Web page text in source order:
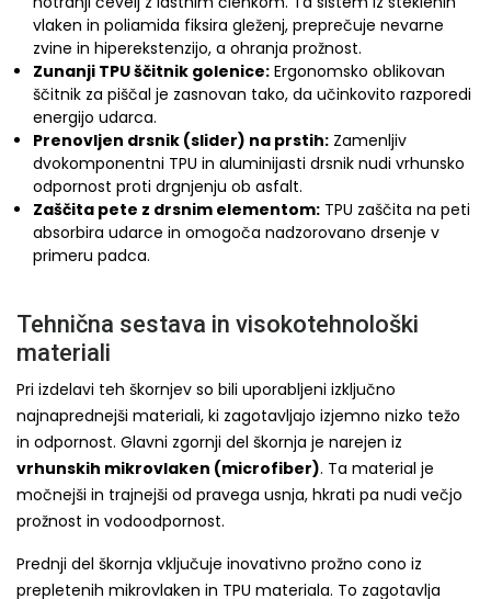
vlaken in poliamida fiksira gleženj, preprečuje nevarne
zvine in hiperekstenzijo, a ohranja prožnost.
Zunanji TPU ščitnik golenice: Ergonomsko oblikovan
ščitnik za piščal je zasnovan tako, da učinkovito razporedi
energijo udarca.
Prenovljen drsnik (slider) na prstih: Zamenljiv
dvokomponentni TPU in aluminijasti drsnik nudi vrhunsko
odpornost proti drgnjenju ob asfalt.
Zaščita pete z drsnim elementom: TPU zaščita na peti
absorbira udarce in omogoča nadzorovano drsenje v
primeru padca.
Tehnična sestava in visokotehnološki
materiali
Pri izdelavi teh škornjev so bili uporabljeni izključno
najnaprednejši materiali, ki zagotavljajo izjemno nizko težo
in odpornost. Glavni zgornji del škornja je narejen iz
vrhunskih mikrovlaken (microfiber). Ta material je
močnejši in trajnejši od pravega usnja, hkrati pa nudi večjo
prožnost in vodoodpornost.
Prednji del škornja vključuje inovativno prožno cono iz
prepletenih mikrovlaken in TPU materiala. To zagotavlja